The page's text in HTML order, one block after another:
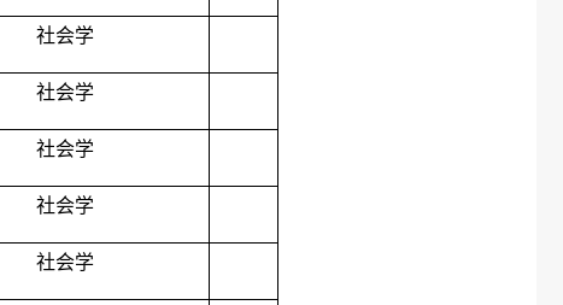
社会学
社会学
社会学
社会学
社会学